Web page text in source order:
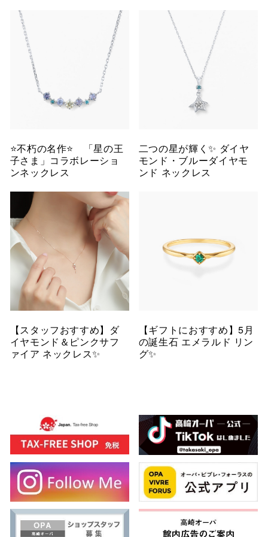
⭐️不朽の名作⭐️ 「星の王
子さま」コラボレーショ
ンネックレス
二つの星が輝く✨ ダイヤ
モンド・ブルーダイヤモ
ンド ネックレス
【スタッフおすすめ】ダ
イヤモンド＆ピンクサフ
ァイア ネックレス✨
【ギフトにおすすめ】5月
の誕生石 エメラルド リン
グ✨